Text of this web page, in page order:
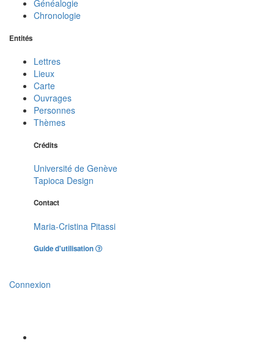
Généalogie
Chronologie
Entités
Lettres
Lieux
Carte
Ouvrages
Personnes
Thèmes
Crédits
Université de Genève
Tapioca Design
Contact
Maria-Cristina Pitassi
Guide d'utilisation
Connexion